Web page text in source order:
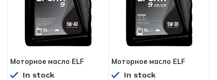
Моторное масло ELF
In stock
Моторное масло ELF
In stock